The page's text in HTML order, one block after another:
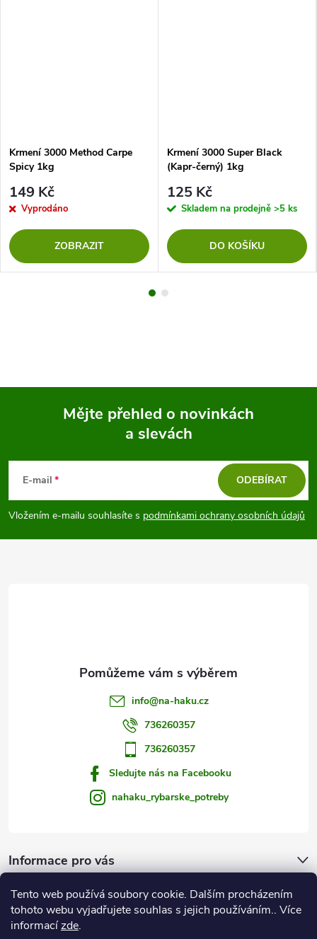
Tento web používá soubory cookie. Dalším procházením
tohoto webu vyjadřujete souhlas s jejich používáním.. Více
informacízde.
Krmení 3000 Method Carpe
Spicy 1kg
149 Kč
Vyprodáno
ZOBRAZIT
Krmení 3000 Super Black
(Kapr-černý) 1kg
125 Kč
Skladem na prodejně >5 ks
DO KOŠÍKU
p
a
Mějte přehled o novinkách
a slevách
E-mail
Vložením e-mailu souhlasíte s podmínkami ochrany osobních údajů
ODEBÍRAT
Informace pro vás
Zprávy od vody
info@na-haku.cz
736260357
736260357
Sledujte nás na Facebooku
nahaku_rybarske_potreby